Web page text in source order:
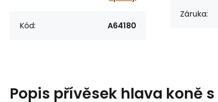
Kód: A64180
Záruka:
Popis přívěsek hlava koně